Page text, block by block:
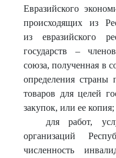
Евразийского
происходящих из
из евразийского
государств –
союза, полученная в
определения страны
товаров для целей
закупок, или ее копия;
для работ,
организаций
численность